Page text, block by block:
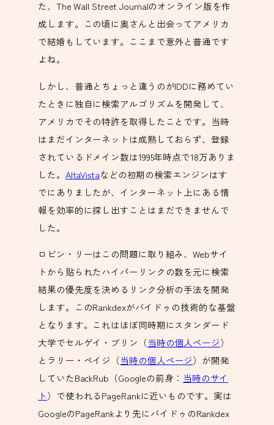
た、The Wall Street Journalのオンライン版を作
成します。この頃に奥さんと出会ってアメリカ
で結婚もしています。ここまで意外と普通です
よね。
しかし、普通とちょっと違うのがIDDに務めてい
たときに独自に検索アルゴリズムを開発して、
アメリカでその特許を取得したことです。当時
はまだインターネットは成熟しておらず、登録
されているドメイン数は1995年時点で18万ありま
した。 AltaVistaなどの初期の検索エンジンはす
でにありましたが、インターネット上にある情
報を効率的に探し出すことはまだできませんで
した。
ロビン・リーはこの問題に取り組み、Webサイ
トから貼られたハイパーリンクの数を元に検索
結果の優先度を決めるリンク分析の手法を開発
します。このRankdexがバイドゥの技術的な基盤
となります。これはほぼ同時期にスタンダード
大学でセルゲイ・ブリン（当時の個人ページ）
とラリー・ペイジ（当時の個人ページ）が開発
していたBackRub（Googleの前身： 当時のサイ
ト）で使われるPageRankに近いものです。実は
GoogleのPageRankより先にバイドゥのRankdex